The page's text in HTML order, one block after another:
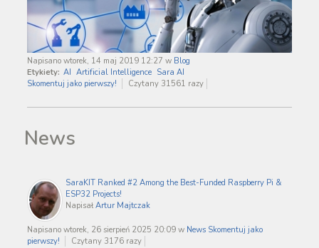
Napisano wtorek, 14 maj 2019 12:27 w Blog
Etykiety: AI Artificial Intelligence Sara AI
Skomentuj jako pierwszy!
Czytany 31561 razy
News
SaraKIT Ranked #2 Among the Best-Funded Raspberry Pi &
ESP32 Projects!
Napisał Artur Majtczak
Napisano wtorek, 26 sierpień 2025 20:09 w News Skomentuj jako
pierwszy!
Czytany 3176 razy